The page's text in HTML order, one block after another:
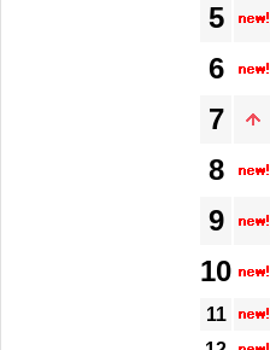
5
6
7
8
9
10
11